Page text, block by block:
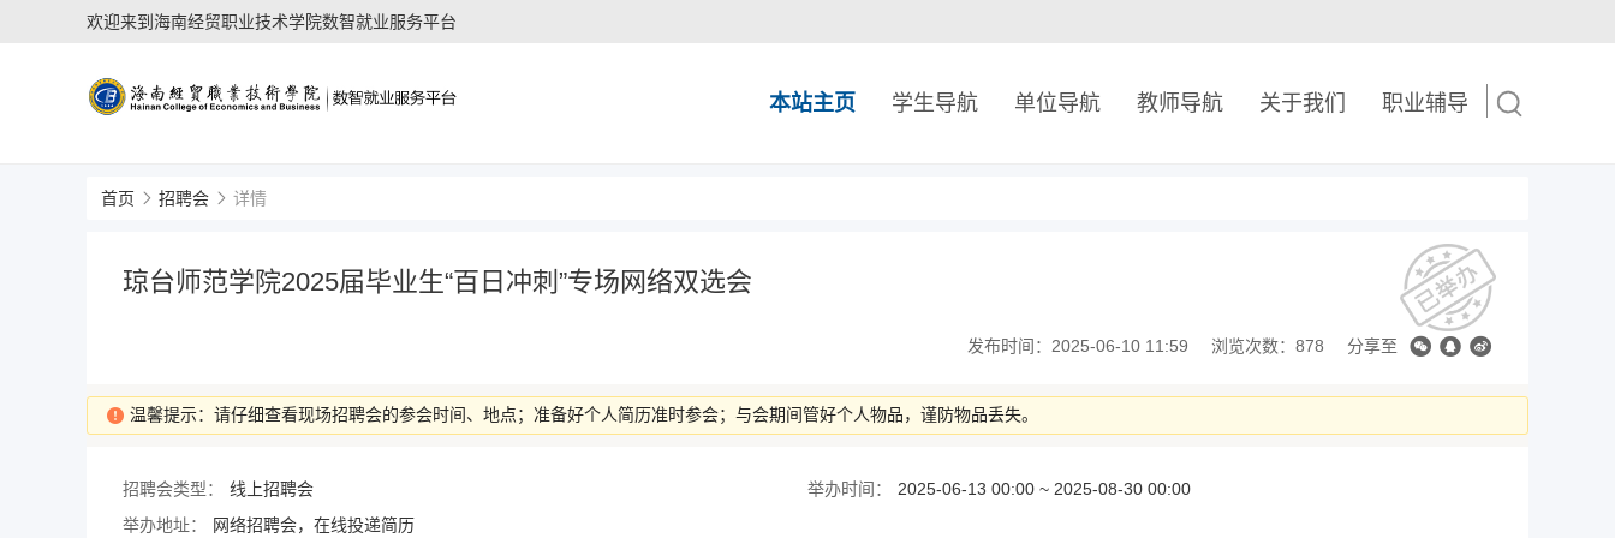
欢迎来到海南经贸职业技术学院数智就业服务平台
本站主页 学生导航 单位导航 教师导航 关于我们 职业辅导
首页 招聘会 详情
琼台师范学院2025届毕业生“百日冲刺”专场网络双选会
发布时间：2025-06-10 11:59 浏览次数：878 分享至
温馨提示：请仔细查看现场招聘会的参会时间、地点；准备好个人简历准时参会；与会期间管好个人物品，谨防物品丢失。
招聘会类型： 线上招聘会 举办时间：
2025-06-13 00:00 ~ 2025-08-30 00:00
举办地址：
网络招聘会，在线投递简历